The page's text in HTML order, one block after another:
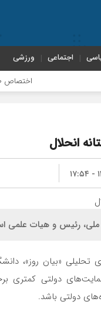
اجتماعی ورزشی
انحلال
ملی، رئیس و هیات علمی
تحلیلی «بیان روز»،
دولتی کمتری
دولتی باشد.